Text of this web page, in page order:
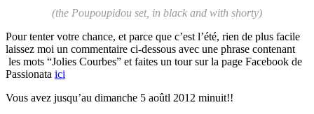
(the Poupoupidou set, in black and with shorty)
Pour tenter votre chance, et parce que c’est l’été, rien de plus facile
laissez moi un commentaire ci-dessous avec une phrase contenant
les mots “Jolies Courbes” et faites un tour sur la page Facebook de
Passionata ici
Vous avez jusqu’au dimanche 5 aoûtl 2012 minuit!!